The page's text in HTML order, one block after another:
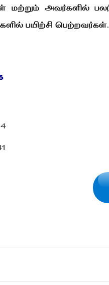
அவர்களில் பலர்
பயிற்சி பெற்றவர்கள்.